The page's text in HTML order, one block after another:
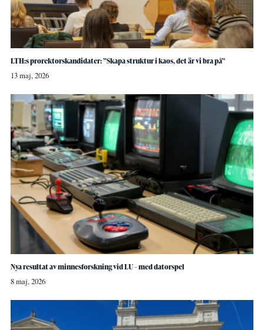
LTH:s prorektorskandidater: ”Skapa struktur i kaos, det är vi bra på”
13 maj, 2026
Nya resultat av minnesforskning vid LU – med datorspel
8 maj, 2026